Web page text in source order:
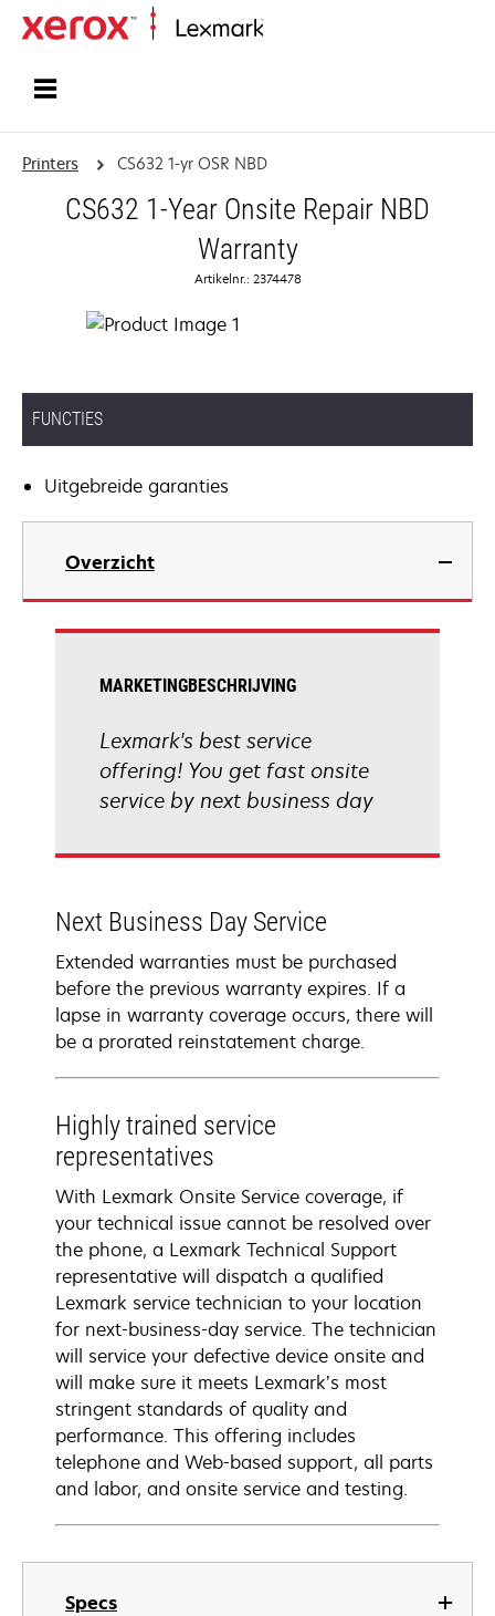
Printers CS632 1-yr OSR NBD
CS632 1-Year Onsite Repair NBD
Warranty
Artikelnr.: 2374478
FUNCTIES
Uitgebreide garanties
Overzicht
Specs
MARKETINGBESCHRIJVING
Lexmark's best service
offering! You get fast onsite
service by next business day
Next Business Day Service
Extended warranties must be purchased
before the previous warranty expires. If a
lapse in warranty coverage occurs, there will
be a prorated reinstatement charge.
Highly trained service
representatives
With Lexmark Onsite Service coverage, if
your technical issue cannot be resolved over
the phone, a Lexmark Technical Support
representative will dispatch a qualified
Lexmark service technician to your location
for next-business-day service. The technician
will service your defective device onsite and
will make sure it meets Lexmark’s most
stringent standards of quality and
performance. This offering includes
telephone and Web-based support, all parts
and labor, and onsite service and testing.